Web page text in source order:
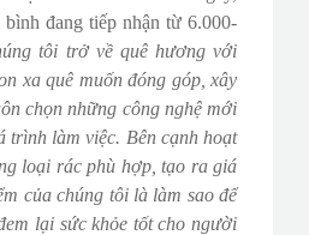
đang tiếp nhận từ 6.000-
tôi trở về quê hương với
xa quê muốn đóng góp, xây
chọn những công nghệ mới
trình làm việc. Bên cạnh hoạt
loại rác phù hợp, tạo ra giá
của chúng tôi là làm sao để
lại sức khỏe tốt cho người